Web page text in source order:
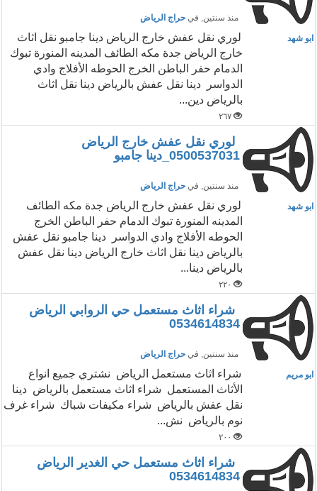
منذ سنتين, في حراج الرياض
ابو شهد
لوري نقل عفش خارج الرياض دينا جامبو نقل اثاث
خارج الرياض جدة مكه الطائف المدينه المنورة تبوك
الدمام حفر الباطن الخرج الحوطه الأفلاج وادي
الدواسر دينا نقل عفش بالرياض دينا نقل اثاث
بالرياض دين...
٢٦٧
لوري نقل عفش خارج الرياض
0500537031_دينا جامبو
منذ سنتين, في حراج الرياض
ابو شهد
لوري نقل عفش خارج الرياض جدة مكه الطائف
المدينه المنورة تبوك الدمام حفر الباطن الخرج
الحوطه الأفلاج وادي الدواسر دينا جامبو نقل عفش
بالرياض دينا نقل اثاث خارج الرياض دينا نقل عفش
بالرياض دينا...
٢٢٠
شراء اثاث مستعمل حي الروابي الرياض
0534614834
منذ سنتين, في حراج الرياض
ابو مريم
شراء اثاث مستعمل الرياض نشتري جميع انواع
الأثاث المستعمل شراء اثاث مستعمل بالرياض دينا
نقل عفش بالرياض شراء مكيفات شباك شراء غرف
نوم بالرياض نش...
٢٠٠
شراء اثاث مستعمل حي الغدير الرياض
0534614834